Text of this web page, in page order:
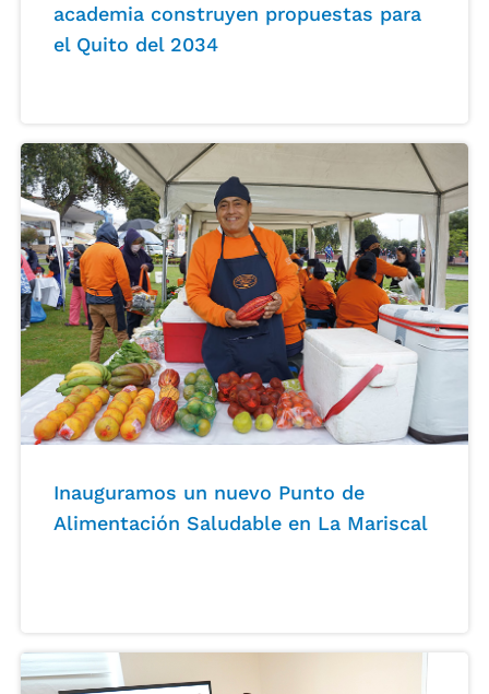
academia construyen propuestas para
el Quito del 2034
Inauguramos un nuevo Punto de
Alimentación Saludable en La Mariscal